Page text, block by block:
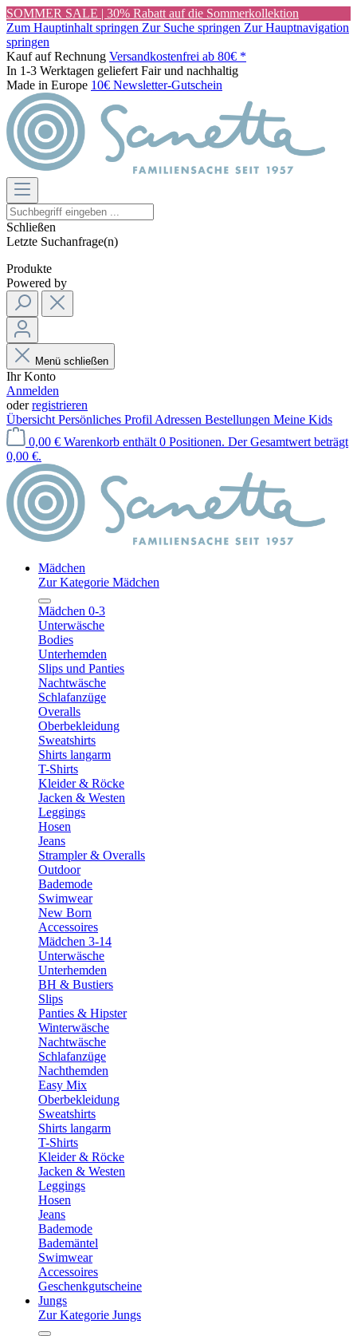
SOMMER SALE | 30% Rabatt auf die Sommerkollektion
Zum Hauptinhalt springen Zur Suche springen Zur Hauptnavigation
springen
Kauf auf Rechnung Versandkostenfrei ab 80€ *
In 1-3 Werktagen geliefert Fair und nachhaltig
Made in Europe 10€ Newsletter-Gutschein
Schließen
Letzte Suchanfrage(n)
Produkte
Powered by
Menü schließen
Ihr Konto
Anmelden
oderregistrieren
Übersicht Persönliches Profil Adressen Bestellungen Meine Kids
0,00 € Warenkorb enthält 0 Positionen. Der Gesamtwert beträgt
0,00 €.
Mädchen
Zur Kategorie Mädchen
Mädchen 0-3
Unterwäsche
Bodies
Unterhemden
Slips und Panties
Nachtwäsche
Schlafanzüge
Overalls
Oberbekleidung
Sweatshirts
Shirts langarm
T-Shirts
Kleider & Röcke
Jacken & Westen
Leggings
Hosen
Jeans
Strampler & Overalls
Outdoor
Bademode
Swimwear
New Born
Accessoires
Mädchen 3-14
Unterwäsche
Unterhemden
BH & Bustiers
Slips
Panties & Hipster
Winterwäsche
Nachtwäsche
Schlafanzüge
Nachthemden
Easy Mix
Oberbekleidung
Sweatshirts
Shirts langarm
T-Shirts
Kleider & Röcke
Jacken & Westen
Leggings
Hosen
Jeans
Bademode
Bademäntel
Swimwear
Accessoires
Geschenkgutscheine
Jungs
Zur Kategorie Jungs